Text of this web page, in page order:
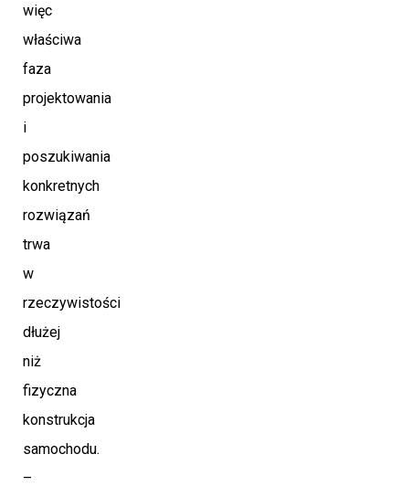
więc
właściwa
faza
projektowania
i
poszukiwania
konkretnych
rozwiązań
trwa
w
rzeczywistości
dłużej
niż
fizyczna
konstrukcja
samochodu.
–